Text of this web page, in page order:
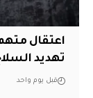
اعتقال
تهديد
قبل يوم واحد